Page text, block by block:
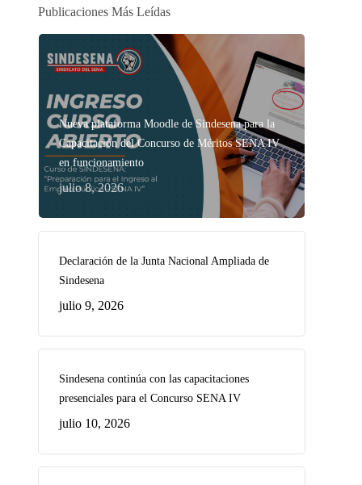
Publicaciones Más Leídas
Nueva plataforma Moodle de Sindesena para la
Capacitación del Concurso de Méritos SENA IV
en funcionamiento
julio 8, 2026
Declaración de la Junta Nacional Ampliada de
Sindesena
julio 9, 2026
Sindesena continúa con las capacitaciones
presenciales para el Concurso SENA IV
julio 10, 2026